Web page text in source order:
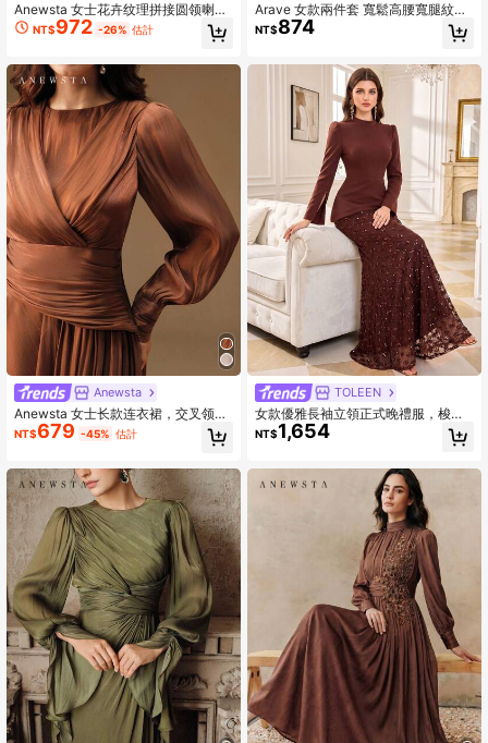
Anewsta 女士花卉纹理拼接圆领喇叭
袖优雅连衣裙
NT$972 -26% 估計
Anewsta
Anewsta 女士长款连衣裙，交叉领
口，荷叶边下摆，褶皱泡泡长袖，优
雅端庄的晚礼服
NT$679 -45% 估計
Arave 女款兩件套 寬鬆高腰寬腿紋理
緞面綁帶蝴蝶結百褶燈籠袖優雅復古
芥末黃套裝
NT$874
TOLEEN
女款優雅長袖立領正式晚禮服，梭織
面料，不對稱設計，後背繫帶與拉
鍊，柔軟魚尾下擺，適合婚禮派對
NT$1,654